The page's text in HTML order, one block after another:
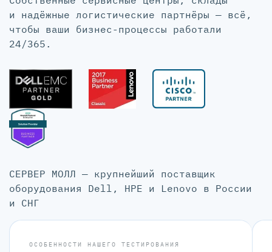
и надёжные логистические партнёры — всё,
чтобы ваши бизнес-процессы работали
24/365.
СЕРВЕР МОЛЛ — крупнейший поставщик
оборудования Dell, HPE и Lenovo в России
и СНГ
ОСОБЕННОСТИ НАШЕГО ТЕСТИРОВАНИЯ